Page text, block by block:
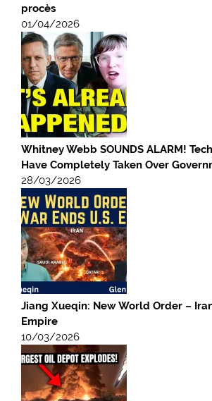
procès
01/04/2026
Whitney Webb SOUNDS ALARM!
Have Completely Taken Over
28/03/2026
Jiang Xueqin: New World Order –
Empire
10/03/2026